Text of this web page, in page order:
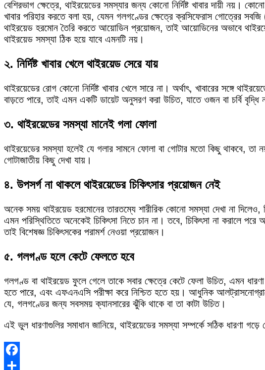
বেশিরভাগ ক্ষেত্রে, থাইরয়েডের সমস্যার জন্য কোনো নির্দিষ্ট খাবার দায়ী নয়।
খাবার পরিহার করতে বলা হয়, যেমন গলগণ্ডের ক্ষেত্রে ক্রসিফেরাস গোত্রের
থাইরয়েড হরমোন তৈরি করতে আয়োডিন প্রয়োজন, তাই আয়োডিনের অভাবে
থাইরয়েড সমস্যা ঠিক হয়ে যাবে এমনটি নয়।
২. নির্দিষ্ট খাবার খেলে থাইরয়েড সেরে যায়
থাইরয়েডের রোগ কোনো নির্দিষ্ট খাবার খেলে সারে না। অর্থাৎ, খাবারের সঙ্গে
বাড়তে পারে, তাই এমন একটি ডায়েট অনুসরণ করা উচিত, যাতে ওজন বা চর্বি বৃদ্ধি
৩. থাইরয়েডের সমস্যা মানেই গলা ফোলা
থাইরয়েডের সমস্যা হলেই যে গলার সামনে ফোলা বা গোটার মতো কিছু থাকবে, তা
গোটাজাতীয় কিছু দেখা যায়।
৪. উপসর্গ না থাকলে থাইরয়েডের চিকিৎসার প্রয়োজন নেই
অনেক সময় থাইরয়েড হরমোনের তারতম্যে শারীরিক কোনো সমস্যা দেখা না
এমন পরিস্থিতিতে অনেকেই চিকিৎসা নিতে চান না। তবে, চিকিৎসা না করালে
তাই বিশেষজ্ঞ চিকিৎসকের পরামর্শ নেওয়া প্রয়োজন।
৫. গলগণ্ড হলে কেটে ফেলতে হবে
গলগণ্ড বা থাইরয়েড ফুলে গেলে তাকে সবার ক্ষেত্রে কেটে ফেলা উচিত, এমন
হতে পারে, এবং এফএনএসি পরীক্ষা করে নিশ্চিত হতে হয়। আধুনিক
যে, গলগণ্ডের জন্য সবসময় ক্যানসারের ঝুঁকি থাকে বা তা কাটা উচিত।
এই ভুল ধারণাগুলির সমাধান জানিয়ে, থাইরয়েডের সমস্যা সম্পর্কে সঠিক ধারণা
Facebook